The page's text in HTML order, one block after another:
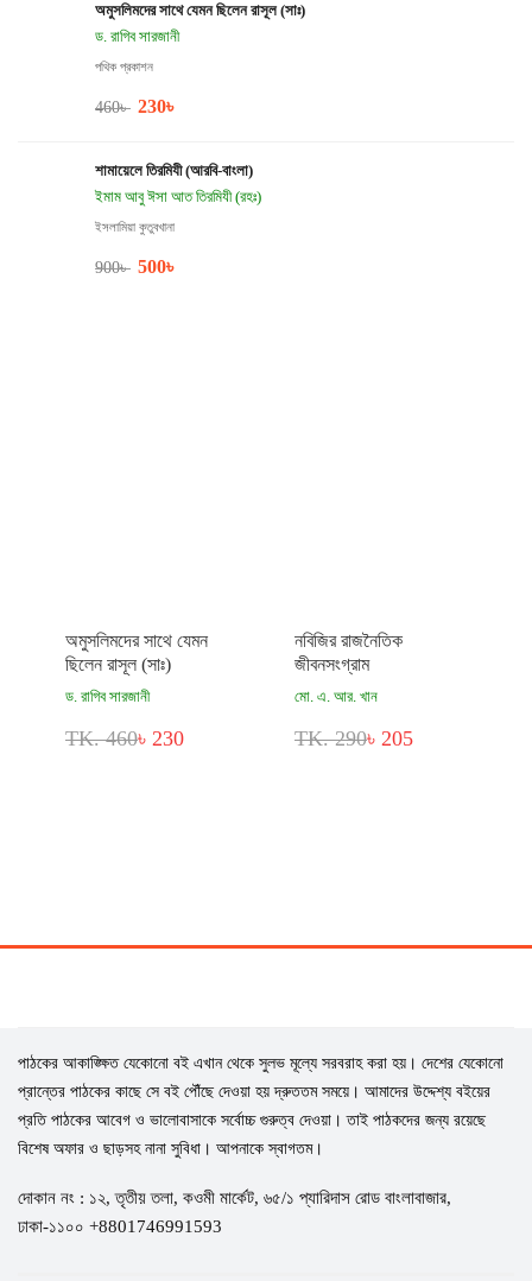
অমুসলিমদের সাথে যেমন ছিলেন রাসূল (সাঃ)
ড. রাগিব সারজানী
পথিক প্রকাশন
460৳ 230৳
শামায়েলে তিরমিযী (আরবি-বাংলা)
ইমাম আবু ঈসা আত তিরমিযী (রহঃ)
ইসলামিয়া কুতুবখানা
900৳ 500৳
অমুসলিমদের সাথে যেমন
ছিলেন রাসূল (সাঃ)
ড. রাগিব সারজানী
TK. 460৳ 230
নবিজির রাজনৈতিক
জীবনসংগ্রাম
মো. এ. আর. খান
TK. 290৳ 205
পাঠকের আকাঙ্ক্ষিত যেকোনো বই এখান থেকে সুলভ মূল্যে সরবরাহ করা হয়। দেশের যেকোনো
প্রান্তের পাঠকের কাছে সে বই পৌঁছে দেওয়া হয় দ্রুততম সময়ে। আমাদের উদ্দেশ্য বইয়ের
প্রতি পাঠকের আবেগ ও ভালোবাসাকে সর্বোচ্চ গুরুত্ব দেওয়া। তাই পাঠকদের জন্য রয়েছে
বিশেষ অফার ও ছাড়সহ নানা সুবিধা। আপনাকে স্বাগতম।
দোকান নং : ১২, তৃতীয় তলা, কওমী মার্কেট, ৬৫/১ প্যারিদাস রোড বাংলাবাজার,
ঢাকা-১১০০ +8801746991593